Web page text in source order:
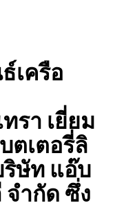
เครือ
รา เยี่ยม
ตเตอรี่ลิ
ษัท แอ๊บ
ากัด ซึ่ง